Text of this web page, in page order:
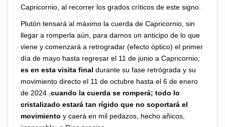
Capricornio, al recorrer los grados críticos de este signo.
Plutón tensará al máximo la cuerda de Capricornio, sin
llegar a romperla aún, para darnos un anticipo de lo que
viene y comenzará a retrogradar (efecto óptico) el primer
día de mayo hasta regresar el 11 de junio a Capricornio;
es en esta visita final durante su fase retrógrada y su
movimiento directo el 11 de octubre hasta el 6 de enero
de 2024 , cuando la cuerda se romperá; todo lo
cristalizado estará tan rígido que no soportará el
movimiento y caerá en mil pedazos, hecho añicos,